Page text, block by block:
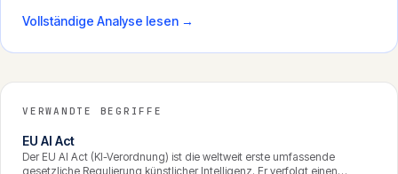
Vollständige Analyse lesen →
VERWANDTE BEGRIFFE
EU AI Act
Der EU AI Act (KI-Verordnung) ist die weltweit erste umfassende
gesetzliche Regulierung künstlicher Intelligenz. Er verfolgt einen